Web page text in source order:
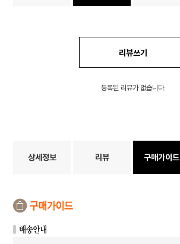
리뷰쓰기
등록된 리뷰가 없습니다.
상세정보 리뷰 구매가이드